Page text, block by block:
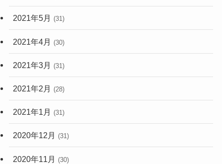
2021年5月 (31)
2021年4月 (30)
2021年3月 (31)
2021年2月 (28)
2021年1月 (31)
2020年12月 (31)
2020年11月 (30)